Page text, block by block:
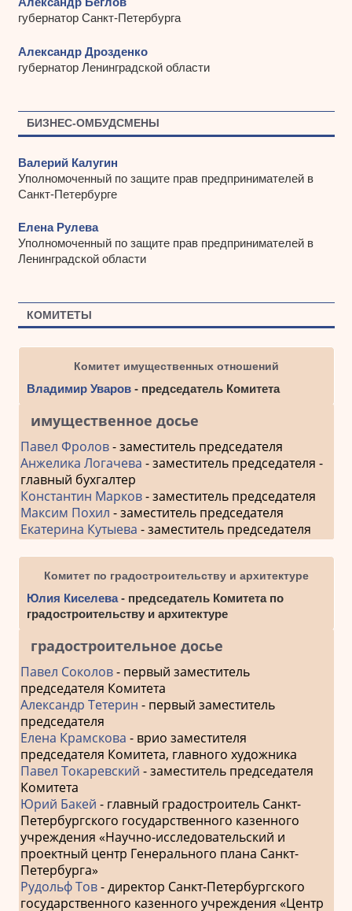
губернатор Санкт-Петербурга
Александр Дрозденко
губернатор Ленинградской области
БИЗНЕС-ОМБУДСМЕНЫ
Валерий Калугин
Уполномоченный по защите прав предпринимателей в
Санкт-Петербурге
Елена Рулева
Уполномоченный по защите прав предпринимателей в
Ленинградской области
КОМИТЕТЫ
Комитет имущественных отношений
Владимир Уваров- председатель Комитета
имущественное досье
Павел Фролов- заместитель председателя
Анжелика Логачева - заместитель председателя -
главный бухгалтер
Константин Марков- заместитель председателя
Максим Похил - заместитель председателя
Екатерина Кутыева - заместитель председателя
Комитет по градостроительству и архитектуре
Юлия Киселева- председатель Комитета по
градостроительству и архитектуре
градостроительное досье
Павел Соколов- первый заместитель
председателя Комитета
Александр Тетерин - первый заместитель
председателя
Елена Крамскова - врио заместителя
председателя Комитета, главного художника
Павел Токаревский - заместитель председателя
Комитета
Юрий Бакей - главный градостроитель Санкт-
Петербургского государственного казенного
учреждения «Научно-исследовательский и
проектный центр Генерального плана Санкт-
Петербурга»
Рудольф Тов- директор Санкт-Петербургского
государственного казенного учреждения «Центр